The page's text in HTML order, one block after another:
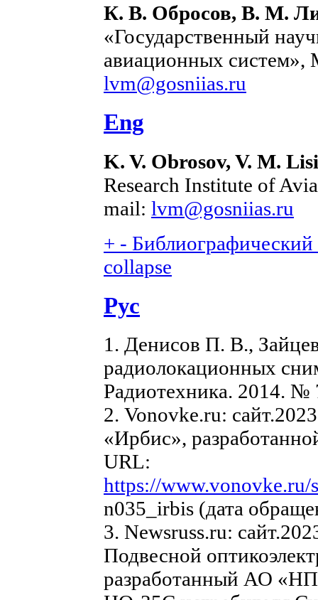
К. В. Обросов, В. М.
«Государственный
авиационных систем»,
lvm@gosniias.ru
Eng
K. V. Obrosov, V. M.
Research Institute of
mail: lvm@gosniias.ru
+ -
collapse
Рус
1. Денисов П. В.,
радиолокационных
Радиотехника. 2014. №
2. Vonovke.ru:
«Ирбис»,
URL:
https://
n035_irbis (дата
3. Newsruss.ru:
Подвесной
разработанный АО